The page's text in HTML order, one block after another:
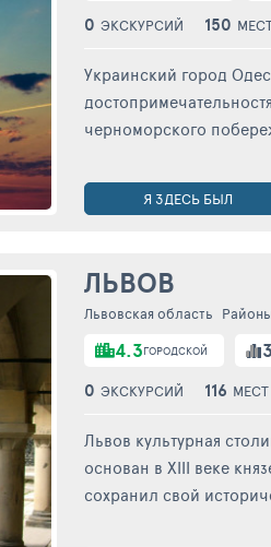
0 ЭКСКУРСИЙ 150
Украинский город
черноморского
Я ЗДЕСЬ БЫЛ
ЛЬВОВ
Львовская область
4.3ГОРОДСКОЙ
0 ЭКСКУРСИЙ 116 МЕСТ
Львов культурная
основан в ХIII веке
сохранил свой